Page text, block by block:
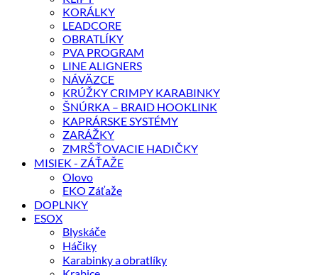
KORÁLKY
LEADCORE
OBRATLÍKY
PVA PROGRAM
LINE ALIGNERS
NÁVÄZCE
KRÚŽKY CRIMPY KARABINKY
ŠNÚRKA – BRAID HOOKLINK
KAPRÁRSKE SYSTÉMY
ZARÁŽKY
ZMRŠŤOVACIE HADIČKY
MISIEK - ZÁŤAŽE
Olovo
EKO Záťaže
DOPLNKY
ESOX
Blyskáče
Háčiky
Karabinky a obratlíky